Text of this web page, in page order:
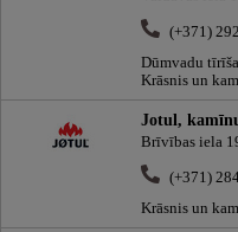
(+371)
Dūmvadu
Krāsnis un
Jotul,
Brīvības iela
(+371)
Krāsnis un